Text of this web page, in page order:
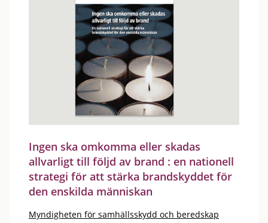
Ingen ska omkomma eller skadas
allvarligt till följd av brand : en nationell
strategi för att stärka brandskyddet för
den enskilda människan
Myndigheten för samhällsskydd och beredskap